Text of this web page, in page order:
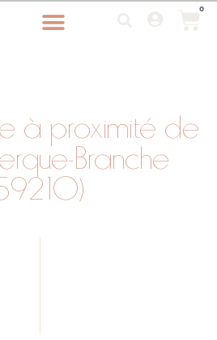
0
à proximité de
Branche